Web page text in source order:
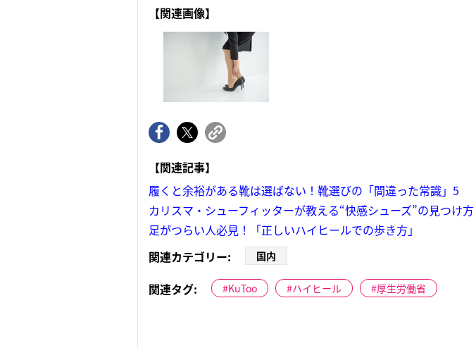
【関連画像】
【関連記事】
履くと余裕がある靴は選ばない！靴選びの「間違った常識」5
カリスマ・シューフィッターが教える“快感シューズ”の見つけ方
足がつらい人必見！「正しいハイヒールでの歩き方」
関連カテゴリー:
国内
関連タグ: KuToo ハイヒール 厚生労働省